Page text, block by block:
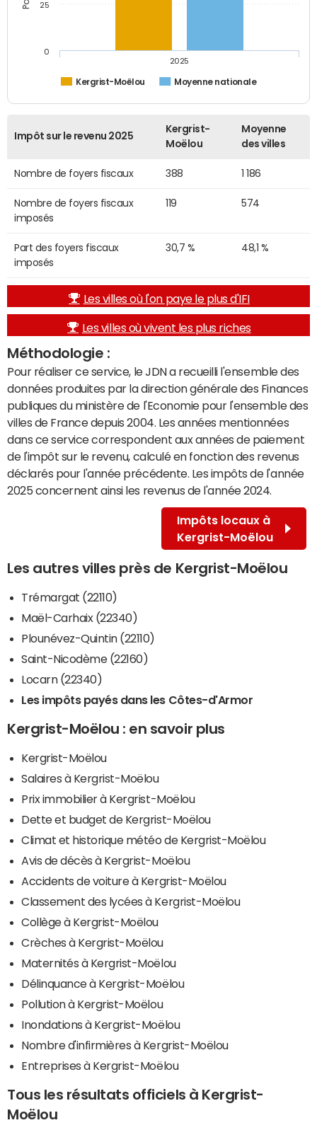
Kergrist-Moëlou Moyenne nationale
2025
0
25
Impôt sur le revenu 2025
Kergrist-
Moëlou
Moyenne
des villes
Nombre de foyers fiscaux 388 1 186
Nombre de foyers fiscaux
imposés
119 574
Part des foyers fiscaux
imposés
30,7 % 48,1 %
Les villes où l'on paye le plus d'IFI
Les villes où vivent les plus riches
Méthodologie :
Pour réaliser ce service, le JDN a recueilli l'ensemble des
données produites par la direction générale des Finances
publiques du ministère de l'Economie pour l'ensemble des
villes de France depuis 2004. Les années mentionnées
dans ce service correspondent aux années de paiement
de l'impôt sur le revenu, calculé en fonction des revenus
déclarés pour l'année précédente. Les impôts de l'année
2025 concernent ainsi les revenus de l'année 2024.
Impôts locaux à
Kergrist-Moëlou
Les autres villes près de Kergrist-Moëlou
Trémargat (22110)
Maël-Carhaix (22340)
Plounévez-Quintin (22110)
Saint-Nicodème (22160)
Locarn (22340)
Les impôts payés dans les Côtes-d'Armor
Kergrist-Moëlou : en savoir plus
Kergrist-Moëlou
Salaires à Kergrist-Moëlou
Prix immobilier à Kergrist-Moëlou
Dette et budget de Kergrist-Moëlou
Climat et historique météo de Kergrist-Moëlou
Avis de décès à Kergrist-Moëlou
Accidents de voiture à Kergrist-Moëlou
Classement des lycées à Kergrist-Moëlou
Collège à Kergrist-Moëlou
Crèches à Kergrist-Moëlou
Maternités à Kergrist-Moëlou
Délinquance à Kergrist-Moëlou
Pollution à Kergrist-Moëlou
Inondations à Kergrist-Moëlou
Nombre d'infirmières à Kergrist-Moëlou
Entreprises à Kergrist-Moëlou
Tous les résultats officiels à Kergrist-
Moëlou